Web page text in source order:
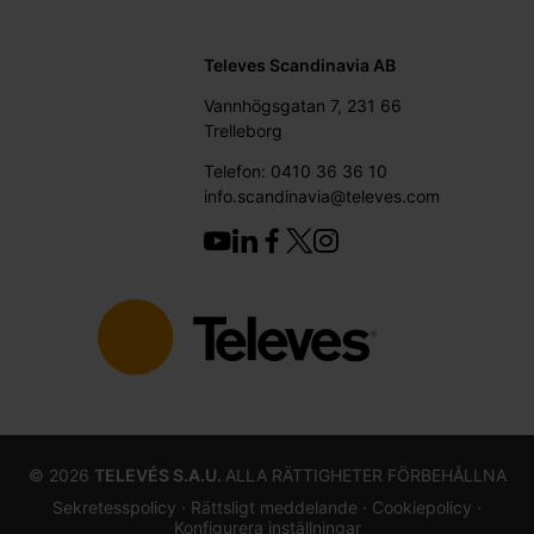
Televes Scandinavia AB
Vannhögsgatan 7, 231 66
Trelleborg
Telefon: 0410 36 36 10
info.scandinavia@televes.com
© 2026 TELEVÉS S.A.U. ALLA RÄTTIGHETER FÖRBEHÅLLNA
Sekretesspolicy · Rättsligt meddelande · Cookiepolicy ·
Konfigurera inställningar